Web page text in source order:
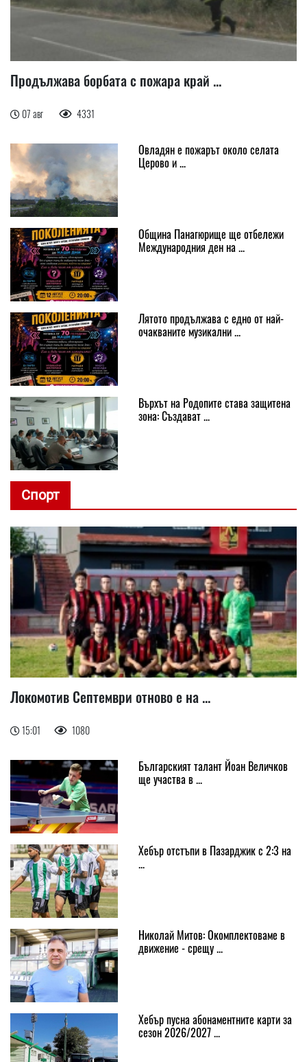
Продължава борбата с пожара край ...
07 авг 4331
Овладян е пожарът около селата
Церово и ...
Община Панагюрище ще отбележи
Международния ден на ...
Лятото продължава с едно от най-
очакваните музикални ...
Върхът на Родопите става защитена
зона: Създават ...
Спорт
Локомотив Септември отново е на ...
15:01 1080
Българският талант Йоан Величков
ще участва в ...
Хебър отстъпи в Пазарджик с 2:3 на
...
Николай Митов: Окомплектоваме в
движение - срещу ...
Хебър пусна абонаментните карти за
сезон 2026/2027 ...